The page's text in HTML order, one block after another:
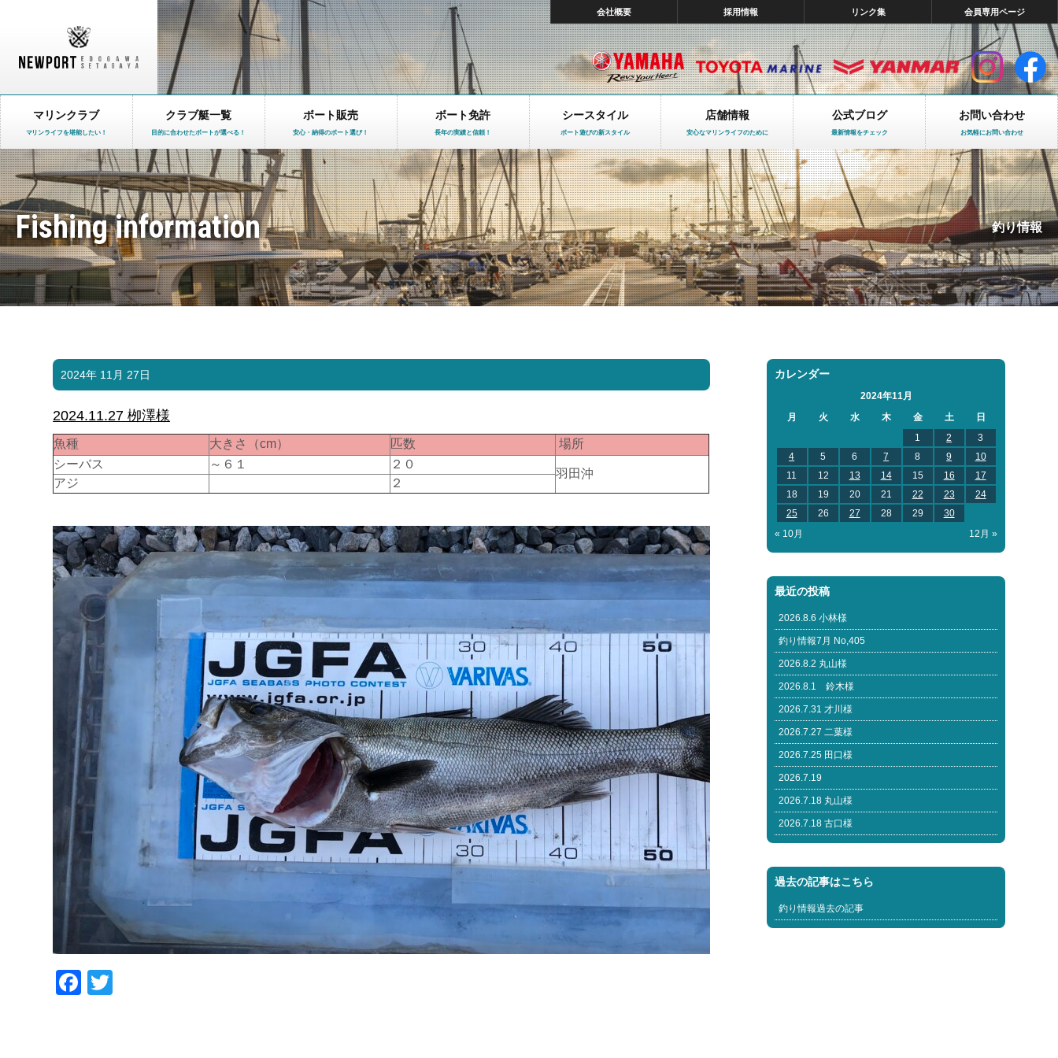
会社概要 採用情報 リンク集 会員専用ページ
マリンクラブ
マリンライフを堪能したい！
クラブ艇一覧
目的に合わせたボートが選べる！
ボート販売
安心・納得のボート選び！
ボート免許
長年の実績と信頼！
シースタイル
ボート遊びの新スタイル
店舗情報
安心なマリンライフのために
公式ブログ
最新情報をチェック
お問い合わせ
お気軽にお問い合わせ
Fishing information 釣り情報
2024年 11月 27日
2024.11.27 栁澤様
魚種 大きさ（cm） 匹数
場所
シーバス
～６１ ２０
羽田沖
アジ ２
Facebook
カレンダー
2024年11月
月
火 水 木 金 土
日
1
2
3
4
5 6 7 8 9
10
11
12 13 14 15 16
17
18
19 20 21 22 23
24
25
26 27 28 29
30
« 10月
12月 »
最近の投稿
2026.8.6 小林様
釣り情報7月 No,405
2026.8.2 丸山様
2026.8.1 鈴木様
2026.7.31 才川様
2026.7.27 二葉様
2026.7.25 田口様
2026.7.19
2026.7.18 丸山様
2026.7.18 古口様
過去の記事はこちら
釣り情報過去の記事